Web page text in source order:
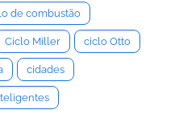
de combustão
Ciclo Miller ciclo Otto
cidades